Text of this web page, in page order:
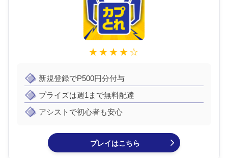
★★★★☆
新規登録でP500円分付与
プライズは週1まで無料配達
アシストで初心者も安心
プレイはこちら